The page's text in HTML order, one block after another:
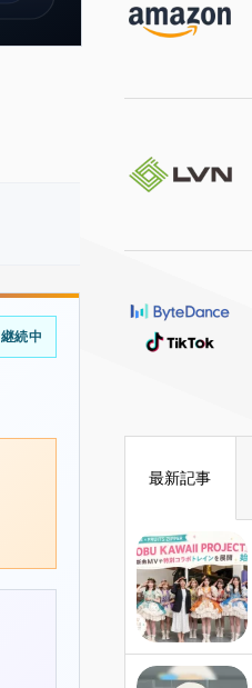
継続中
最新記事